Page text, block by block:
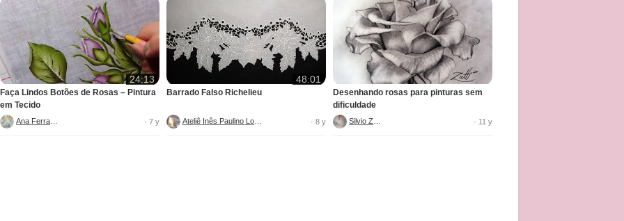
24:13
Faça Lindos Botões de Rosas – Pintura
em Tecido
· 7 y
48:01
Barrado Falso Richelieu
· 8 y
Desenhando rosas para pinturas sem
dificuldade
· 11 y